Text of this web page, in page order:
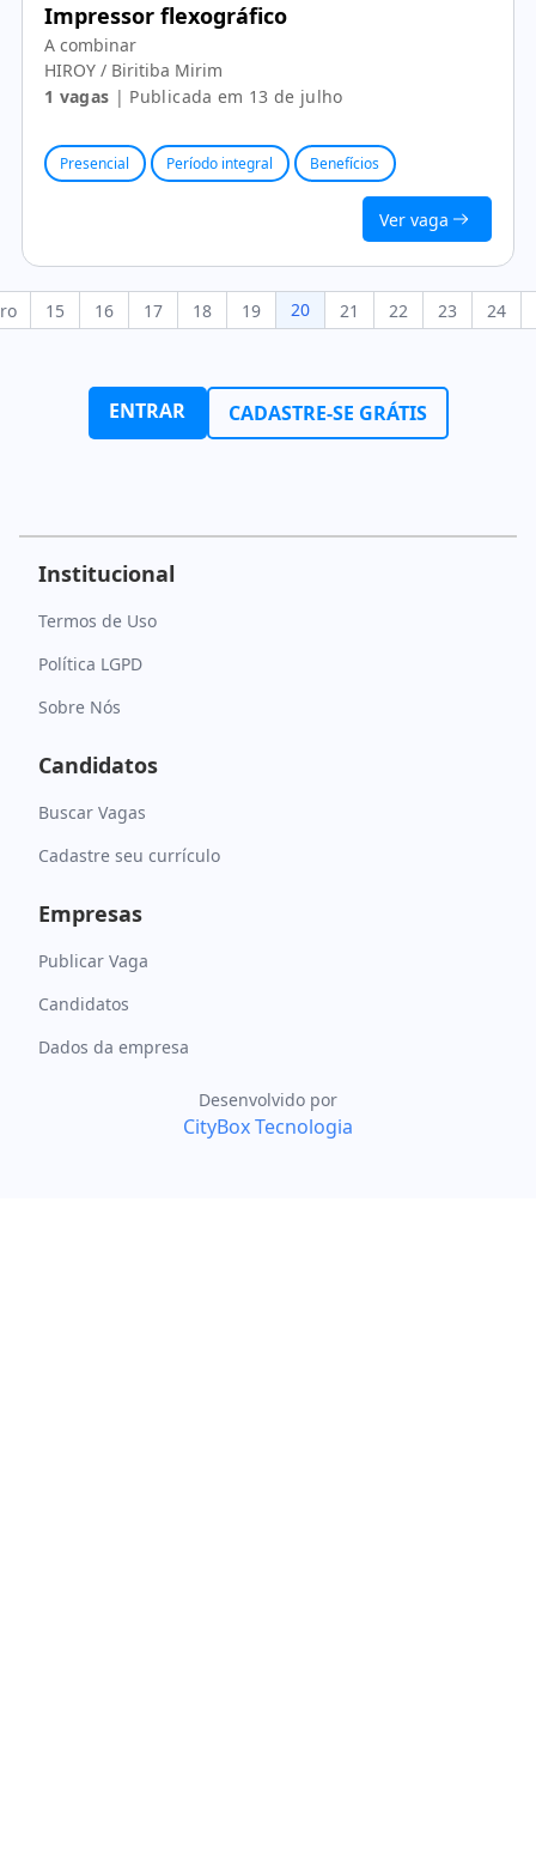
Impressor flexográfico
A combinar
HIROY / Biritiba Mirim
1 vagas | Publicada em 13 de julho
Presencial Período integral Benefícios
Ver vaga
15 16 17 18 19 20 21 22 23 24
ENTRAR CADASTRE-SE GRÁTIS
Institucional
Termos de Uso
Política LGPD
Sobre Nós
Candidatos
Buscar Vagas
Cadastre seu currículo
Empresas
Publicar Vaga
Candidatos
Dados da empresa
Desenvolvido por
CityBox Tecnologia